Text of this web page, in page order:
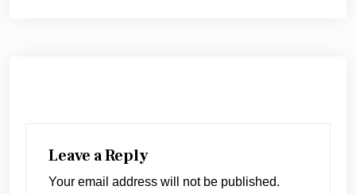
Leave a Reply
Your email address will not be published.